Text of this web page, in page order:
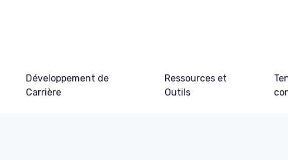
Développement de
Carrière
Ressources et
Outils